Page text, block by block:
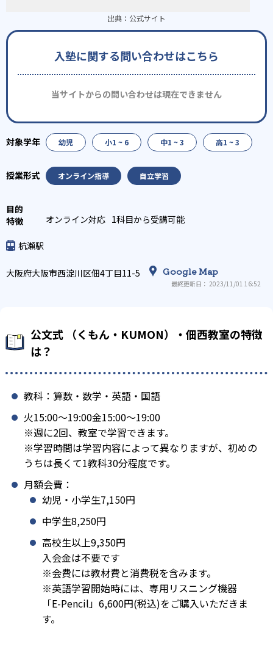
出典： 公式サイト
入塾に関する問い合わせはこちら
当サイトからの問い合わせは現在できません
幼児 小1 ~ 6 中1 ~ 3 高1 ~ 3
オンライン指導 自立学習
オンライン対応 1科目から受講可能
杭瀬駅
大阪府大阪市西淀川区佃4丁目11-5 Google Map
最終更新日： 2023/11/01 16:52
公文式 （くもん・KUMON）・佃西教室の特徴
は？
教科：算数・数学・英語・国語
火15:00〜19:00金15:00〜19:00
※週に2回、教室で学習できます。
※学習時間は学習内容によって異なりますが、初めの
うちは長くて1教科30分程度です。
月額会費：
幼児・小学生7,150円
中学生8,250円
高校生以上9,350円
入会金は不要です
※会費には教材費と消費税を含みます。
※英語学習開始時には、専用リスニング機器
「E-Pencil」6,600円(税込)をご購入いただきま
す。